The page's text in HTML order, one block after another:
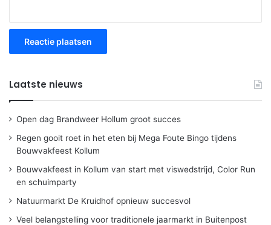
Laatste nieuws
Open dag Brandweer Hollum groot succes
Regen gooit roet in het eten bij Mega Foute Bingo tijdens
Bouwvakfeest Kollum
Bouwvakfeest in Kollum van start met viswedstrijd, Color Run
en schuimparty
Natuurmarkt De Kruidhof opnieuw succesvol
Veel belangstelling voor traditionele jaarmarkt in Buitenpost